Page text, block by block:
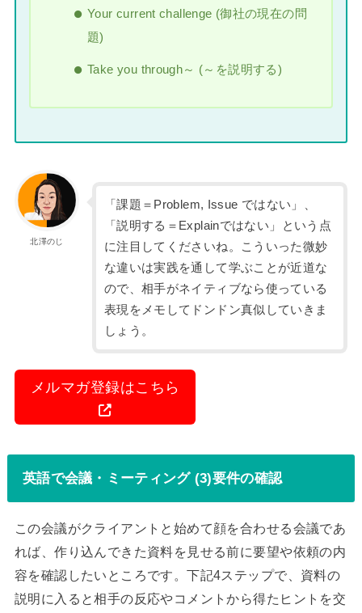
Your current challenge (御社の現在の問
題)
Take you through～ (～を説明する)
北澤のじ
「課題＝Problem, Issue ではない」、
「説明する＝Explainではない」という点
に注目してくださいね。こういった微妙
な違いは実践を通して学ぶことが近道な
ので、相手がネイティブなら使っている
表現をメモしてドンドン真似していきま
しょう。
メルマガ登録はこちら
英語で会議・ミーティング (3)要件の確認
この会議がクライアントと始めて顔を合わせる会議であ
れば、作り込んできた資料を見せる前に要望や依頼の内
容を確認したいところです。下記4ステップで、資料の
説明に入ると相手の反応やコメントから得たヒントを交